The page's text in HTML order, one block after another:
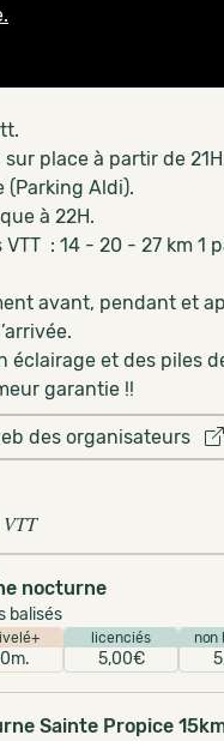
place à partir de
(Parking Aldi).
à 22H.
VTT : 14 - 20 - 27 km 1
avant, pendant et
éclairage et des piles
garantie !!
des organisateurs
nocturne
balisés
licenciés
5,00€
non
Sainte Propice